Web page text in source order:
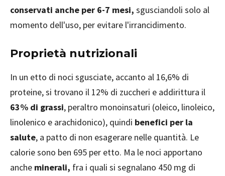
conservati anche per 6-7 mesi, sgusciandoli solo al
momento dell'uso, per evitare l'irrancidimento.
Proprietà nutrizionali
In un etto di noci sgusciate, accanto al 16,6% di
proteine, si trovano il 12% di zuccheri e addirittura il
63% di grassi, peraltro monoinsaturi (oleico, linoleico,
linolenico e arachidonico), quindi benefici per la
salute, a patto di non esagerare nelle quantità. Le
calorie sono ben 695 per etto. Ma le noci apportano
anche minerali, fra i quali si segnalano 450 mg di